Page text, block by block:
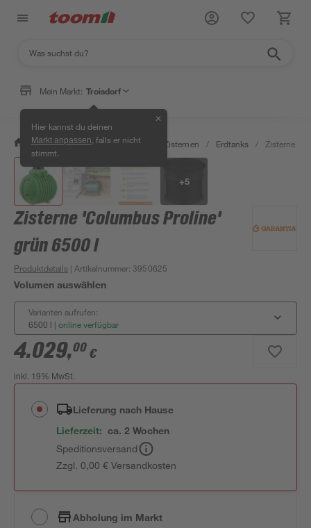
Mein Markt: Troisdorf
Hier kannst du deinen
Markt anpassen , falls er nicht
stimmt.
✕
/ Garten & Freizeit / Erdtanks & Zisternen / Erdtanks / Zisterne
+5
Zisterne 'Columbus Proline'
grün 6500 l
Produktdetails | Artikelnummer:3950625
Volumen auswählen
Varianten aufrufen:
6500 l | online verfügbar
4.029,00 €
inkl. 19% MwSt.
Lieferung nach Hause
Lieferzeit: ca. 2 Wochen
Speditionsversand
Zzgl. 0,00 € Versandkosten
Abholung im Markt